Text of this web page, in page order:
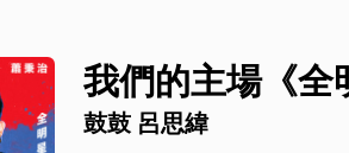
我們的主場《全
秉治
鼓鼓 呂思緯